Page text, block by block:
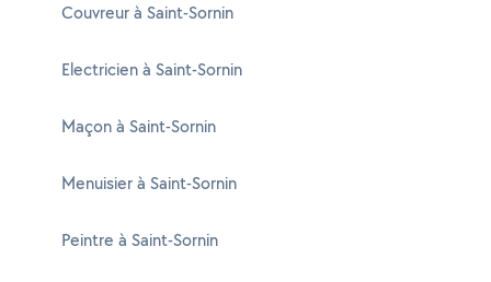
Couvreur à Saint-Sornin
Electricien à Saint-Sornin
Maçon à Saint-Sornin
Menuisier à Saint-Sornin
Peintre à Saint-Sornin